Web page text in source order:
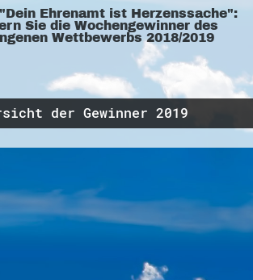
Ehrenamt ist Herzenssache":
Sie die Wochengewinner des
Wettbewerbs 2018/2019
der Gewinner 2019